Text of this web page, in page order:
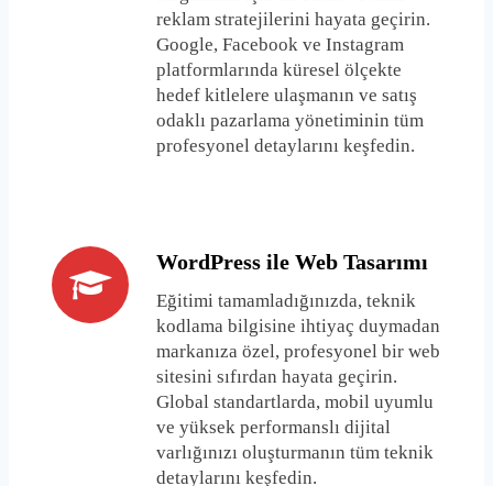
reklam stratejilerini hayata geçirin.
Google, Facebook ve Instagram
platformlarında küresel ölçekte
hedef kitlelere ulaşmanın ve satış
odaklı pazarlama yönetiminin tüm
profesyonel detaylarını keşfedin.
WordPress ile Web Tasarımı
Eğitimi tamamladığınızda, teknik
kodlama bilgisine ihtiyaç duymadan
markanıza özel, profesyonel bir web
sitesini sıfırdan hayata geçirin.
Global standartlarda, mobil uyumlu
ve yüksek performanslı dijital
varlığınızı oluşturmanın tüm teknik
detaylarını keşfedin.